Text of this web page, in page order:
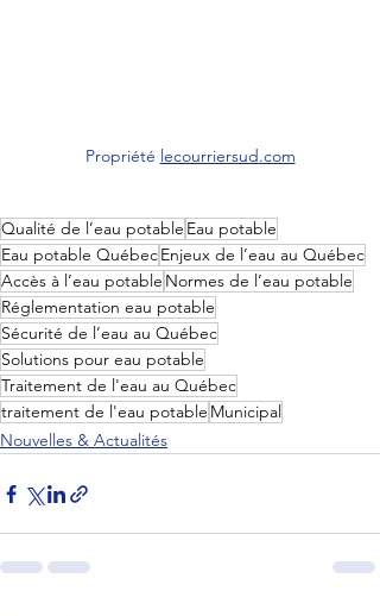
Propriété lecourriersud.com
Qualité de l’eau potable Eau potable
Eau potable QuébecEnjeux de l’eau au Québec
Accès à l’eau potable Normes de l’eau potable
Réglementation eau potable
Sécurité de l’eau au Québec
Solutions pour eau potable
Traitement de l'eau au Québec
traitement de l'eau potable Municipal
Nouvelles & Actualités